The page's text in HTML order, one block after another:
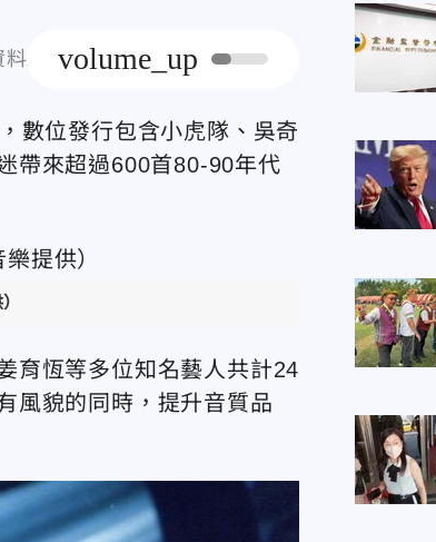
料 volume_up
數位發行包含小虎隊、吳奇
帶來超過600首80-90年代
育恆等多位知名藝人共計24
風貌的同時，提升音質品